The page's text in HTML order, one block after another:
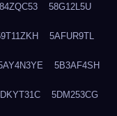
58G12L5U
5AFUR9TL
5B3AF4SH
5DM253CG